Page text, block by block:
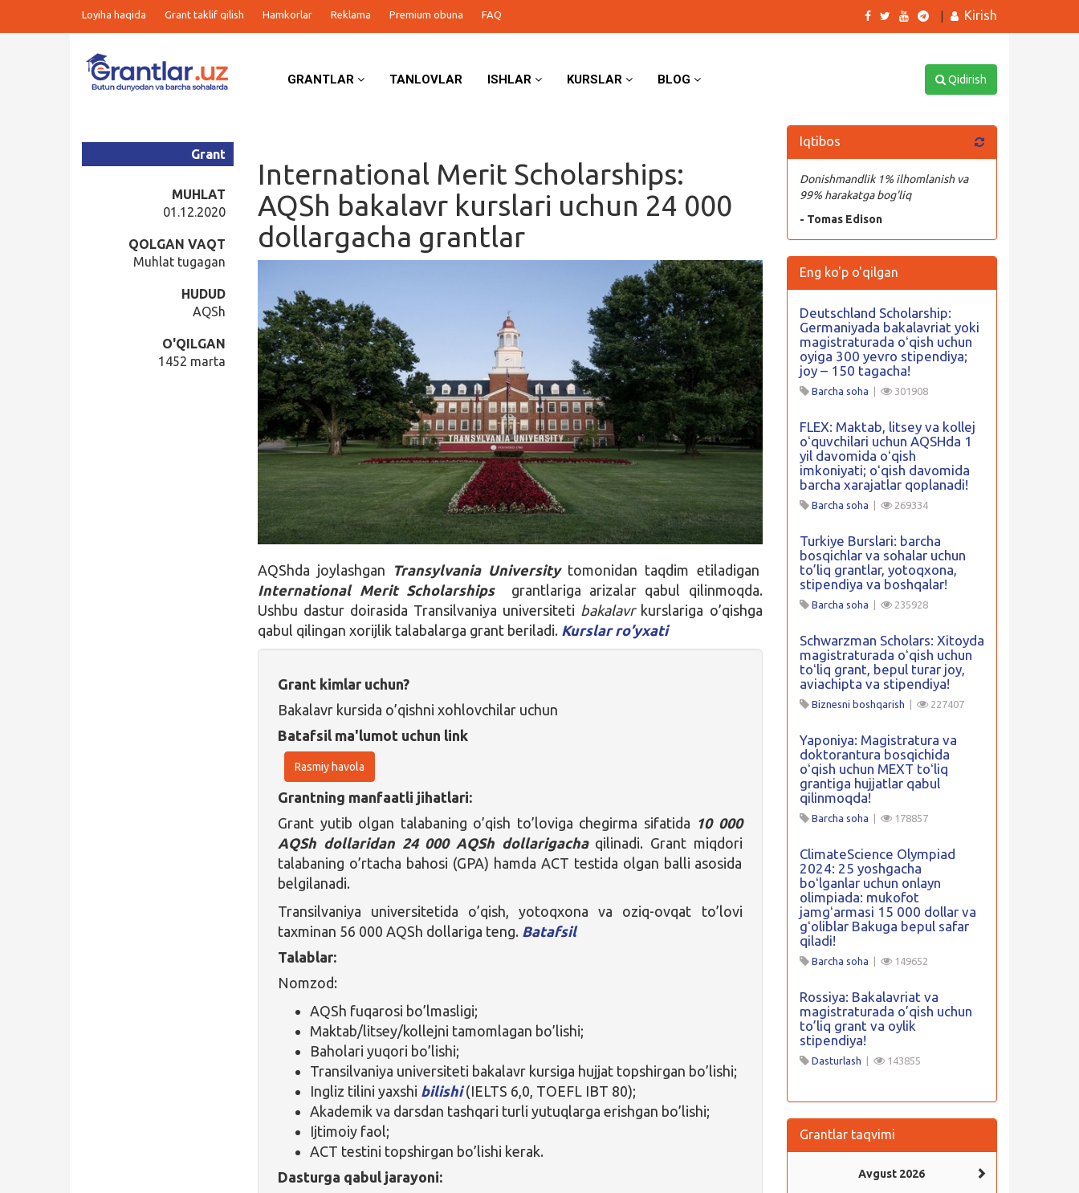
Loyiha haqida Grant taklif qilish Hamkorlar Reklama Premium obuna FAQ Kirish
GRANTLAR TANLOVLAR ISHLAR KURSLAR BLOG Qidirish
International Merit Scholarships:
AQSh bakalavr kurslari uchun 24 000
dollargacha grantlar
Grant
MUHLAT
01.12.2020
QOLGAN VAQT
Muhlat tugagan
HUDUD
AQSh
O'QILGAN
1452 marta
AQShda joylashgan Transylvania University tomonidan taqdim etiladigan
International Merit Scholarships
grantlariga arizalar qabul qilinmoqda.
Ushbu dastur doirasida Transilvaniya universiteti bakalavrkurslariga o’qishga
qabul qilingan xorijlik talabalarga grant beriladi. Kurslar ro’yxati
Grant kimlar uchun?
Bakalavr kursida o’qishni xohlovchilar uchun
Batafsil ma'lumot uchun link
Rasmiy havola
Grantning manfaatli jihatlari:
Grant yutib olgan talabaning o’qish to’loviga chegirma sifatida 10 000
AQSh dollaridan 24 000 AQSh dollarigacha qilinadi. Grant miqdori
talabaning o’rtacha bahosi (GPA) hamda ACT testida olgan balli asosida
belgilanadi.
Transilvaniya universitetida o’qish, yotoqxona va oziq-ovqat to’lovi
taxminan 56 000 AQSh dollariga teng. Batafsil
Talablar:
Nomzod:
AQSh fuqarosi bo’lmasligi;
Maktab/litsey/kollejni tamomlagan bo’lishi;
Baholari yuqori bo’lishi;
Transilvaniya universiteti bakalavr kursiga hujjat topshirgan bo’lishi;
Ingliz tilini yaxshi bilishi(IELTS 6,0, TOEFL IBT 80);
Akademik va darsdan tashqari turli yutuqlarga erishgan bo’lishi;
Ijtimoiy faol;
ACT testini topshirgan bo’lishi kerak.
Dasturga qabul jarayoni:
Iqtibos
Donishmandlik 1% ilhomlanish va
99% harakatga bog’liq
- Tomas Edison
Eng ko'p o'qilgan
Deutschland Scholarship:
Germaniyada bakalavriat yoki
magistraturada oʻqish uchun
oyiga 300 yevro stipendiya;
joy – 150 tagacha!
Barcha soha 301908
FLEX: Maktab, litsey va kollej
oʻquvchilari uchun AQSHda 1
yil davomida oʻqish
imkoniyati; oʻqish davomida
barcha xarajatlar qoplanadi!
Barcha soha 269334
Turkiye Burslari: barcha
bosqichlar va sohalar uchun
to’liq grantlar, yotoqxona,
stipendiya va boshqalar!
Barcha soha 235928
Schwarzman Scholars: Xitoyda
magistraturada oʻqish uchun
toʻliq grant, bepul turar joy,
aviachipta va stipendiya!
Biznesni boshqarish 227407
Yaponiya: Magistratura va
doktorantura bosqichida
oʻqish uchun MEXT toʻliq
grantiga hujjatlar qabul
qilinmoqda!
Barcha soha 178857
ClimateScience Olympiad
2024: 25 yoshgacha
boʻlganlar uchun onlayn
olimpiada: mukofot
jamgʻarmasi 15 000 dollar va
gʻoliblar Bakuga bepul safar
qiladi!
Barcha soha 149652
Rossiya: Bakalavriat va
magistraturada o’qish uchun
to’liq grant va oylik
stipendiya!
Dasturlash 143855
Grantlar taqvimi
Avgust 2026